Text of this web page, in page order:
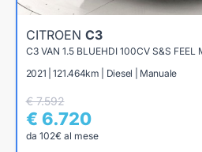
CITROEN C3
C3 VAN 1.5 BLUEHDI 100CV S&S FEEL
2021 | 121.464km | Diesel | Manuale
€ 7.592
€ 6.720
da 102€ al mese